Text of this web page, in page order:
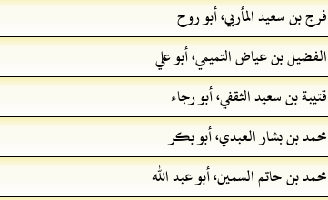
فرج بن سعيد المأربي، أبو روح
الفضيل بن عياض التميمي، أبو علي
قتيبة بن سعيد الثقفي، أبو رجاء
محمد بن بشار العبدي، أبو بكر
محمد بن حاتم السمين، أبو عبد الله